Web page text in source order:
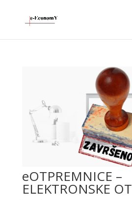
eOTPREMNICE –
ELEKTRONSKE